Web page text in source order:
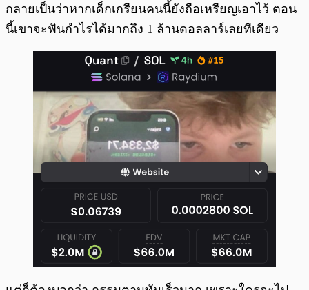
กลายเป็นว่าหากเด็กเกรียนคนนี้ยังถือเหรียญเอาไว้ ตอน
นี้เขาจะฟันกำไรได้มากถึง 1 ล้านดอลลาร์เลยทีเดียว